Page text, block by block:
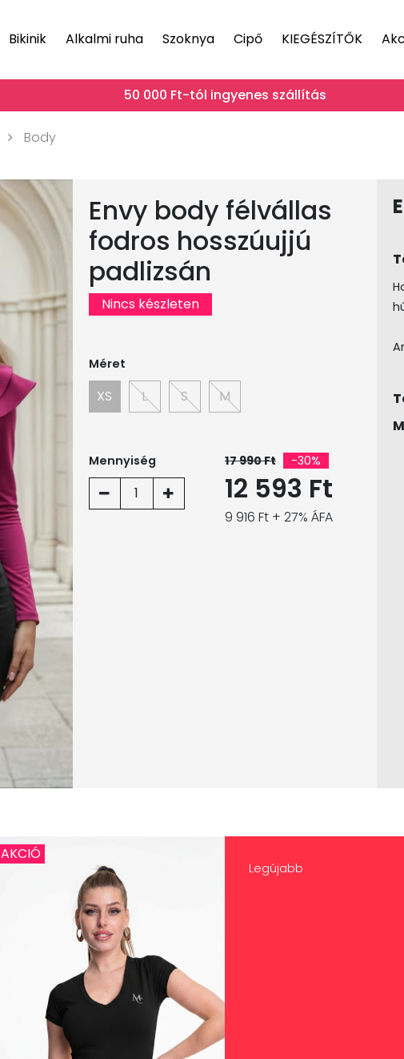
Bikinik Alkalmi ruha Szoknya Cipő KIEGÉSZÍTŐK
50 000 Ft-tól ingyenes szállítás
Body
Envy body félvállas
fodros hosszúujjú
padlizsán
Nincs készleten
Méret
XS L S M
Mennyiség
1
17 990 Ft -30%
12 593 Ft
9 916 Ft + 27% ÁFA
AKCIÓ
Legújabb